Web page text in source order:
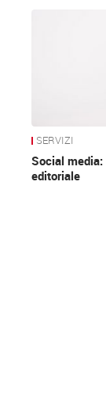
SERVIZI
Social
editoriale